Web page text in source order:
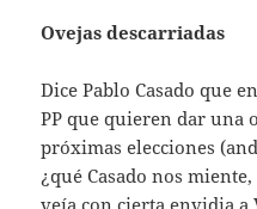
Ovejas descarriadas
Dice Pablo Casado que
PP que quieren dar una
próximas elecciones
¿qué Casado nos
veía con cierta envidia a